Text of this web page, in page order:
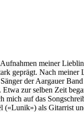
meiner
geprägt. Nach
der Aargauer
zur selben Zeit
mich auf das
(«Lunik») als Gitarrist